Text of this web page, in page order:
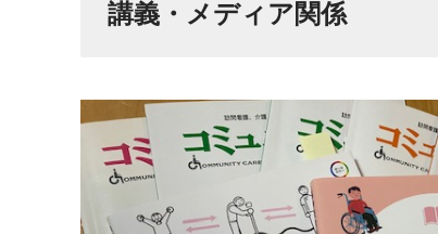
講義・メディア関係